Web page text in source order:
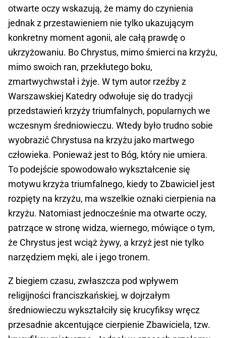
otwarte oczy wskazują, że mamy do czynienia
jednak z przestawieniem nie tylko ukazującym
konkretny moment agonii, ale całą prawdę o
ukrzyżowaniu. Bo Chrystus, mimo śmierci na krzyżu,
mimo swoich ran, przekłutego boku,
zmartwychwstał i żyje. W tym autor rzeźby z
Warszawskiej Katedry odwołuje się do tradycji
przedstawień krzyży triumfalnych, popularnych we
wczesnym średniowieczu. Wtedy było trudno sobie
wyobrazić Chrystusa na krzyżu jako martwego
człowieka. Ponieważ jest to Bóg, który nie umiera.
To podejście spowodowało wykształcenie się
motywu krzyża triumfalnego, kiedy to Zbawiciel jest
rozpięty na krzyżu, ma wszelkie oznaki cierpienia na
krzyżu. Natomiast jednocześnie ma otwarte oczy,
patrzące w stronę widza, wiernego, mówiące o tym,
że Chrystus jest wciąż żywy, a krzyż jest nie tylko
narzędziem męki, ale i jego tronem.
Z biegiem czasu, zwłaszcza pod wpływem
religijności franciszkańskiej, w dojrzałym
średniowieczu wykształciły się krucyfiksy wręcz
przesadnie akcentujące cierpienie Zbawiciela, tzw.